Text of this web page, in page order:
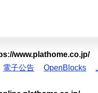
www.plathome.co.jp/
電子公告 OpenBlocks